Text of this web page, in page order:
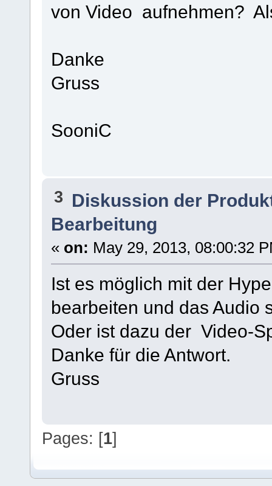
von Video aufnehmen?
Danke
Gruss
SooniC
3 Diskussion der
Bearbeitung
« on: May 29, 2013, 08:00:32
Ist es möglich mit der
bearbeiten und das Audio
Oder ist dazu der Video-
Danke für die Antwort.
Gruss
Pages: [1]